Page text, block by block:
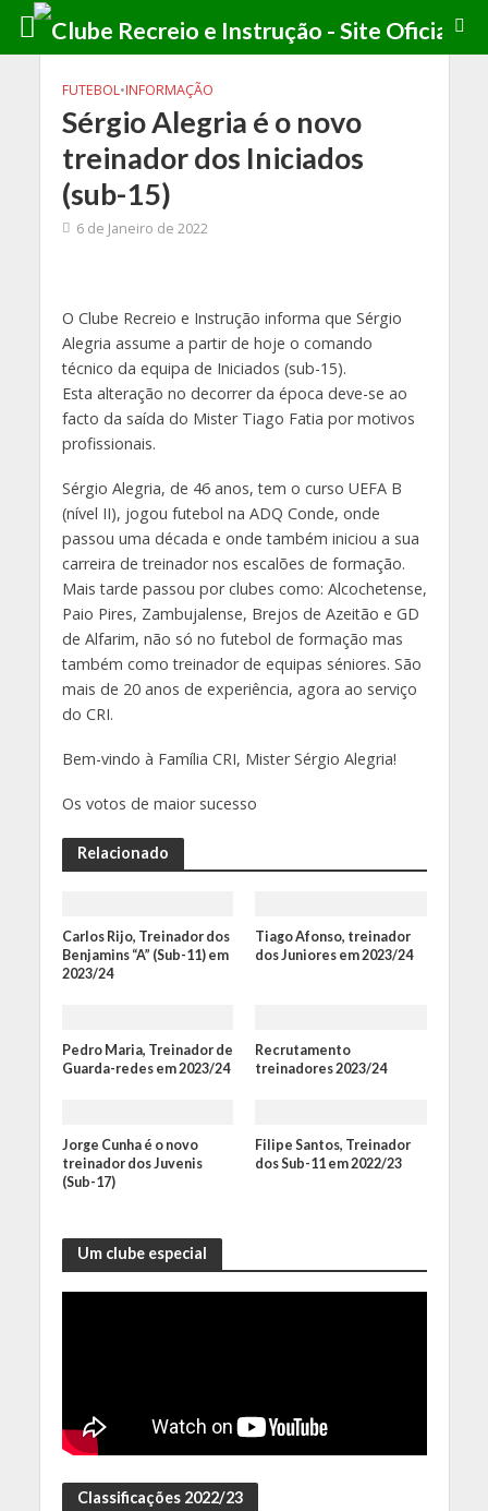
FUTEBOL•INFORMAÇÃO
Sérgio Alegria é o novo
treinador dos Iniciados
(sub-15)
6 de Janeiro de 2022
O Clube Recreio e Instrução informa que Sérgio
Alegria assume a partir de hoje o comando
técnico da equipa de Iniciados (sub-15).
Esta alteração no decorrer da época deve-se ao
facto da saída do Mister Tiago Fatia por motivos
profissionais.
Sérgio Alegria, de 46 anos, tem o curso UEFA B
(nível II), jogou futebol na ADQ Conde, onde
passou uma década e onde também iniciou a sua
carreira de treinador nos escalões de formação.
Mais tarde passou por clubes como: Alcochetense,
Paio Pires, Zambujalense, Brejos de Azeitão e GD
de Alfarim, não só no futebol de formação mas
também como treinador de equipas séniores. São
mais de 20 anos de experiência, agora ao serviço
do CRI.
Bem-vindo à Família CRI, Mister Sérgio Alegria!
Os votos de maior sucesso
Relacionado
Carlos Rijo, Treinador dos
Benjamins “A” (Sub-11) em
2023/24
Tiago Afonso, treinador
dos Juniores em 2023/24
Pedro Maria, Treinador de
Guarda-redes em 2023/24
Recrutamento
treinadores 2023/24
Jorge Cunha é o novo
treinador dos Juvenis
(Sub-17)
Filipe Santos, Treinador
dos Sub-11 em 2022/23
Um clube especial
Classificações 2022/23